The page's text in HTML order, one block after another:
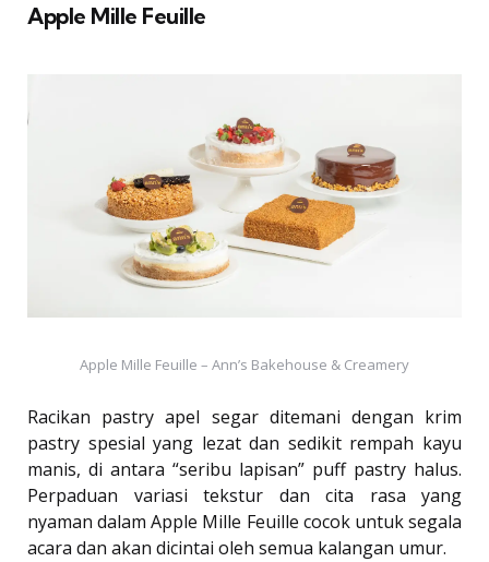
Apple Mille Feuille
Apple Mille Feuille – Ann’s Bakehouse & Creamery
Racikan pastry apel segar ditemani dengan krim
pastry spesial yang lezat dan sedikit rempah kayu
manis, di antara “seribu lapisan” puff pastry halus.
Perpaduan variasi tekstur dan cita rasa yang
nyaman dalam Apple Mille Feuille cocok untuk segala
acara dan akan dicintai oleh semua kalangan umur.